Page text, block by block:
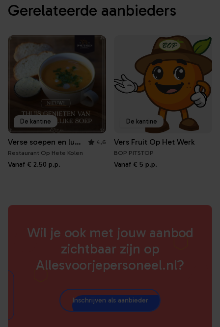
Gerelateerde aanbieders
De kantine
Verse soepen en luxe belegde broodjes
4,6
Restaurant Op Hete Kolen
Vanaf € 2.50 p.p.
De kantine
Vers Fruit Op Het Werk
BOP PITSTOP
Vanaf € 5 p.p.
Wil je ook met jouw aanbod
zichtbaar zijn op
Allesvoorjepersoneel.nl?
Inschrijven als aanbieder